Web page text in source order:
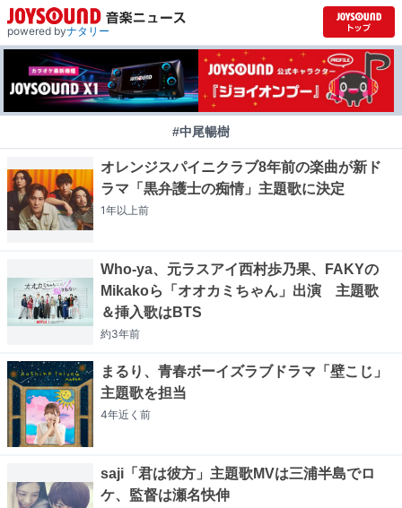
powered byナタリー
#中尾暢樹
オレンジスパイニクラブ8年前の楽曲が新ド
ラマ「黒弁護士の痴情」主題歌に決定
1年以上前
Who-ya、元ラスアイ西村歩乃果、FAKYの
Mikakoら「オオカミちゃん」出演 主題歌
＆挿入歌はBTS
約3年前
まるり、青春ボーイズラブドラマ「壁こじ」
主題歌を担当
4年近く 前
saji「君は彼方」主題歌MVは三浦半島でロ
ケ、監督は瀬名快伸